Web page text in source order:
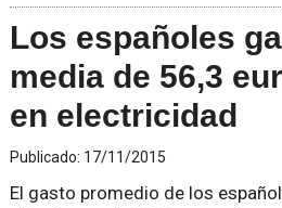
Los españoles
media de 56,3
en electricidad
Publicado: 17/11/2015
El gasto promedio de los